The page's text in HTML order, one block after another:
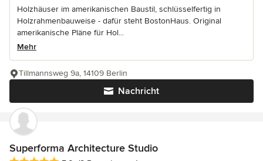
Holzhäuser im amerikanischen Baustil, schlüsselfertig in
Holzrahmenbauweise - dafür steht BostonHaus. Original
amerikanische Pläne für Hol...
Mehr
Nachricht
Tillmannsweg 9a, 14109 Berlin
Superforma Architecture Studio